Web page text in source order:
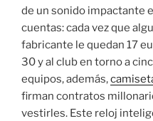
de un sonido impactante
cuentas: cada vez que
fabricante le quedan 17
30 y al club en torno a
equipos, además,
firman contratos
vestirles. Este reloj